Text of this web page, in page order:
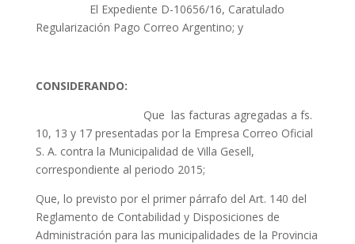
El Expediente D-10656/16, Caratulado
Regularización Pago Correo Argentino; y
CONSIDERANDO:
Que las facturas agregadas a fs.
10, 13 y 17 presentadas por la Empresa Correo Oficial
S. A. contra la Municipalidad de Villa Gesell,
correspondiente al periodo 2015;
Que, lo previsto por el primer párrafo del Art. 140 del
Reglamento de Contabilidad y Disposiciones de
Administración para las municipalidades de la Provincia